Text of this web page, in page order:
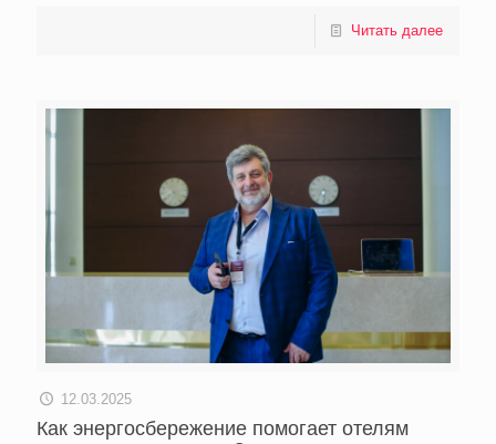
Читать далее
12.03.2025
Как энергосбережение помогает отелям